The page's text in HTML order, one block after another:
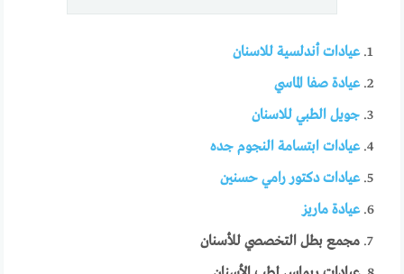
عيادات أندلسية للاسنان
عيادة صفا الماسي
جويل الطبي للاسنان
عيادات ابتسامة النجوم جده
عيادات دكتور رامي حسنين
عيادة ماريز
مجمع بطل التخصصي للأسنان